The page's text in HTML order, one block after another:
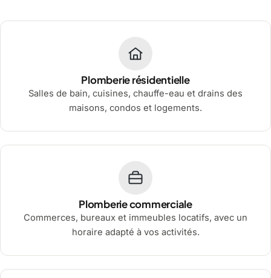
Plomberie résidentielle
Salles de bain, cuisines, chauffe-eau et drains des
maisons, condos et logements.
Plomberie commerciale
Commerces, bureaux et immeubles locatifs, avec un
horaire adapté à vos activités.